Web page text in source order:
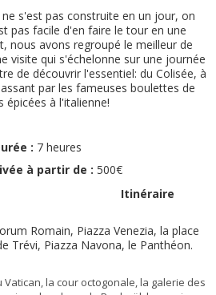
s'est pas construite en un jour, on
pas facile d'en faire le tour en une
nous avons regroupé le meilleur de
visite qui s'échelonne sur une journée
de découvrir l'essentiel: du Colisée, à
par les fameuses boulettes de
épicées à l'italienne!
: 7 heures
à partir de : 500€
Romain, Piazza Venezia, la place
Trévi, Piazza Navona, le Panthéon.
Vatican, la cour octogonale, la galerie des